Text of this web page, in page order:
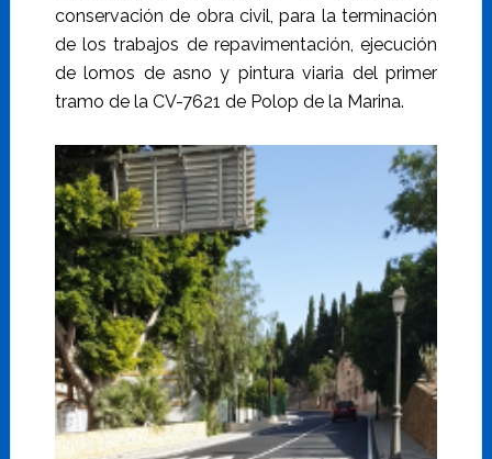
conservación de obra civil, para la terminación
de los trabajos de repavimentación, ejecución
de lomos de asno y pintura viaria del primer
tramo de la CV-7621 de Polop de la Marina.